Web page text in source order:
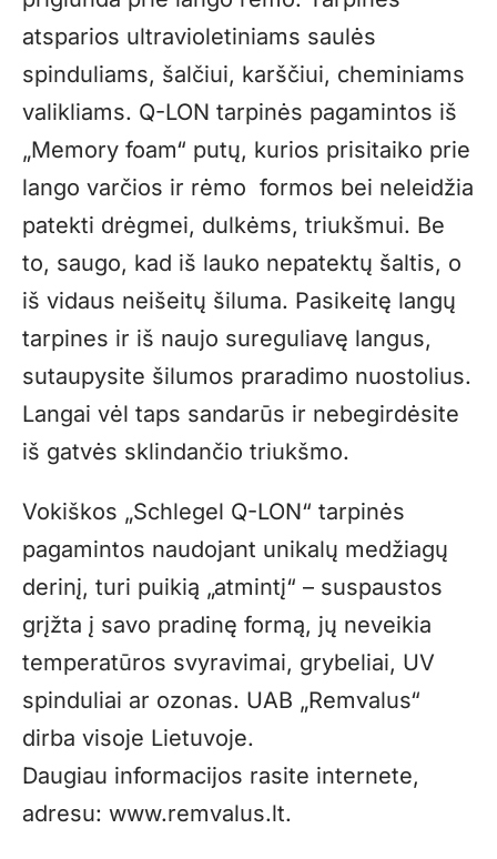
atsparios ultravioletiniams saulės
spinduliams, šalčiui, karščiui, cheminiams
valikliams. Q-LON tarpinės pagamintos iš
„Memory foam“ putų, kurios prisitaiko prie
lango varčios ir rėmo formos bei neleidžia
patekti drėgmei, dulkėms, triukšmui. Be
to, saugo, kad iš lauko nepatektų šaltis, o
iš vidaus neišeitų šiluma. Pasikeitę langų
tarpines ir iš naujo sureguliavę langus,
sutaupysite šilumos praradimo nuostolius.
Langai vėl taps sandarūs ir nebegirdėsite
iš gatvės sklindančio triukšmo.
Vokiškos „Schlegel Q-LON“ tarpinės
pagamintos naudojant unikalų medžiagų
derinį, turi puikią „atmintį“ – suspaustos
grįžta į savo pradinę formą, jų neveikia
temperatūros svyravi­mai, grybeliai, UV
spinduliai ar ozonas. UAB „Remvalus“
dirba visoje Lietuvoje.
Daugiau informacijos rasite internete,
adresu: www.remvalus.lt.